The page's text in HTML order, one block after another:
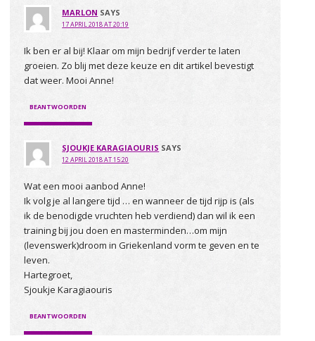
MARLON SAYS
17 APRIL 2018 AT 20:19
Ik ben er al bij! Klaar om mijn bedrijf verder te laten
groeien. Zo blij met deze keuze en dit artikel bevestigt
dat weer. Mooi Anne!
BEANTWOORDEN
SJOUKJE KARAGIAOURIS SAYS
12 APRIL 2018 AT 15:20
Wat een mooi aanbod Anne!
Ik volg je al langere tijd … en wanneer de tijd rijp is (als
ik de benodigde vruchten heb verdiend) dan wil ik een
training bij jou doen en masterminden…om mijn
(levenswerk)droom in Griekenland vorm te geven en te
leven.
Hartegroet,
Sjoukje Karagiaouris
BEANTWOORDEN